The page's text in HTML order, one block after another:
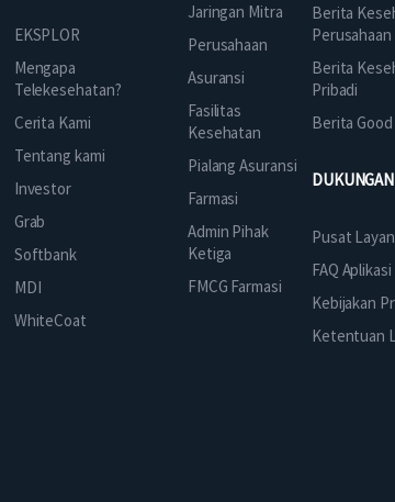
EKSPLOR
Mengapa
Telekesehatan?
Cerita Kami
Tentang kami
Investor
Grab
Softbank
MDI
WhiteCoat
Jaringan Mitra
Perusahaan
Asuransi
Fasilitas
Kesehatan
Pialang Asuransi
Farmasi
Admin Pihak
Ketiga
FMCG Farmasi
Berita
Perusahaan
Berita
Pribadi
Berita
DUKUNGAN
Pusat
FAQ Aplikasi
Kebijakan
Ketentuan